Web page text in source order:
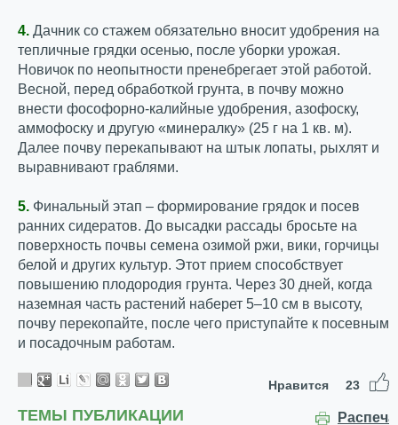
4. Дачник со стажем обязательно вносит удобрения на
тепличные грядки осенью, после уборки урожая.
Новичок по неопытности пренебрегает этой работой.
Весной, перед обработкой грунта, в почву можно
внести фософорно-калийные удобрения, азофоску,
аммофоску и другую «минералку» (25 г на 1 кв. м).
Далее почву перекапывают на штык лопаты, рыхлят и
выравнивают граблями.
5. Финальный этап – формирование грядок и посев
ранних сидератов. До высадки рассады бросьте на
поверхность почвы семена озимой ржи, вики, горчицы
белой и других культур. Этот прием способствует
повышению плодородия грунта. Через 30 дней, когда
наземная часть растений наберет 5–10 см в высоту,
почву перекопайте, после чего приступайте к посевным
и посадочным работам.
Нравится 23
ТЕМЫ ПУБЛИКАЦИИ